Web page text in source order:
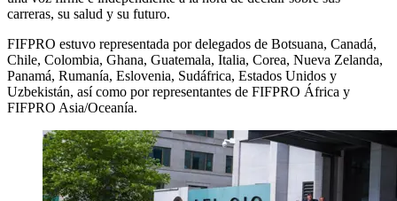
carreras, su salud y su futuro.
FIFPRO estuvo representada por delegados de Botsuana, Canadá,
Chile, Colombia, Ghana, Guatemala, Italia, Corea, Nueva Zelanda,
Panamá, Rumanía, Eslovenia, Sudáfrica, Estados Unidos y
Uzbekistán, así como por representantes de FIFPRO África y
FIFPRO Asia/Oceanía.